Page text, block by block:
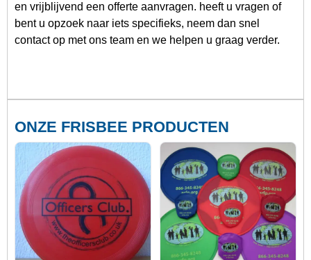
en vrijblijvend een offerte aanvragen. heeft u vragen of
bent u opzoek naar iets specifieks, neem dan snel
contact op met ons team en we helpen u graag verder.
ONZE FRISBEE PRODUCTEN